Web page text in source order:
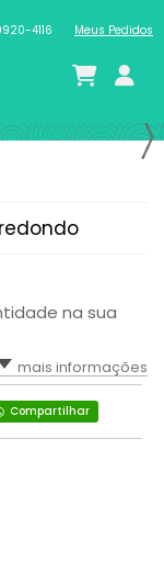
4116 Meus Pedidos
na sua
mais informações
Compartilhar